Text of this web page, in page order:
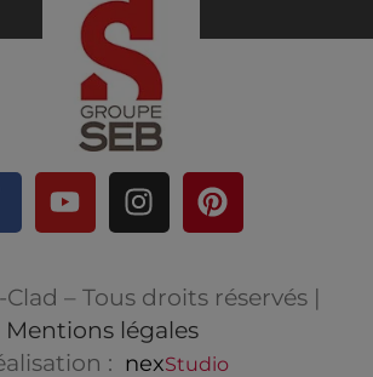
– Tous droits réservés |
Mentions légales
: nexStudio